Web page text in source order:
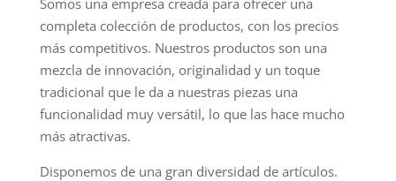
completa colección de productos, con los precios
más competitivos. Nuestros productos son una
mezcla de innovación, originalidad y un toque
tradicional que le da a nuestras piezas una
funcionalidad muy versátil, lo que las hace mucho
más atractivas.
Disponemos de una gran diversidad de artículos.